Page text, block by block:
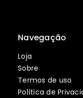
Navegação
Loja
Sobre
Termos de uso
Política de